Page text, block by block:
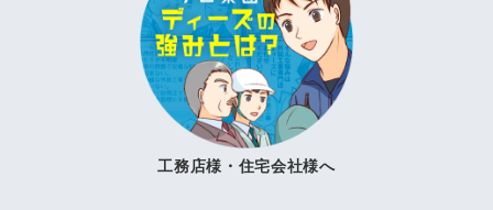
工務店様・住宅会社様へ